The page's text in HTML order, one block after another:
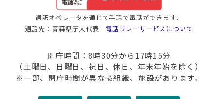
通訳オペレータを通じて手話で電話ができます。
通話先：青森県庁大代表 電話リレーサービスについて
開庁時間：8時30分から17時15分
（土曜日、日曜日、祝日、休日、年末年始を除く）
※一部、開庁時間が異なる組織、施設があります。